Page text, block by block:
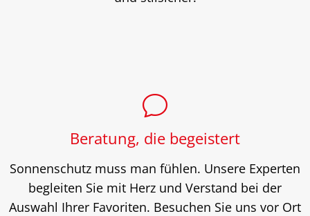
Beratung, die begeistert
Sonnenschutz muss man fühlen. Unsere Experten
begleiten Sie mit Herz und Verstand bei der
Auswahl Ihrer Favoriten. Besuchen Sie uns vor Ort